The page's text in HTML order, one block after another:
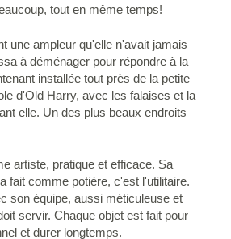
tout en même temps!
une ampleur qu'elle n'avait jamais
à déménager pour répondre à la
installée tout près de la petite
d'Old Harry, avec les falaises et la
elle. Un des plus beaux endroits
artiste, pratique et efficace. Sa
fait comme potière, c'est l'utilitaire.
son équipe, aussi méticuleuse et
servir. Chaque objet est fait pour
et durer longtemps.